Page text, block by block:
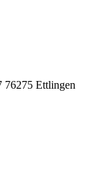
76275 Ettlingen